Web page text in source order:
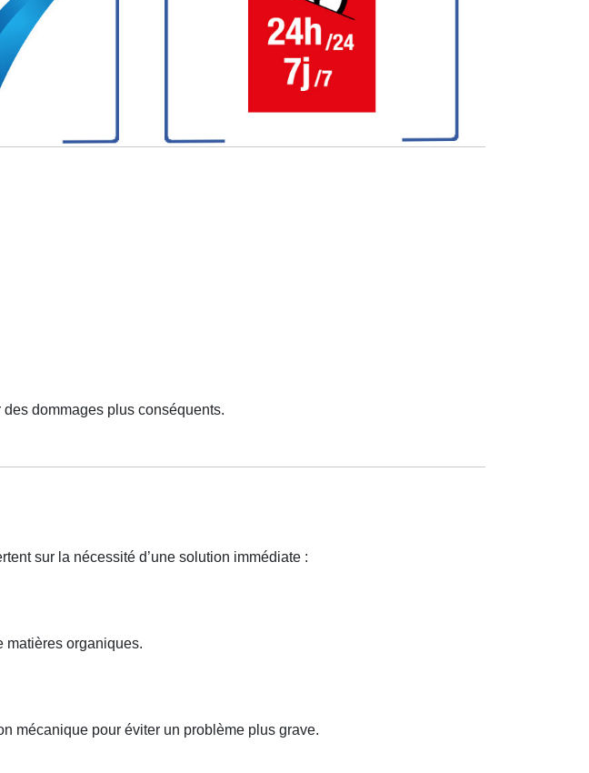
dommages plus conséquents.
sur la nécessité d’une solution immédiate :
matières organiques.
mécanique pour éviter un problème plus grave.